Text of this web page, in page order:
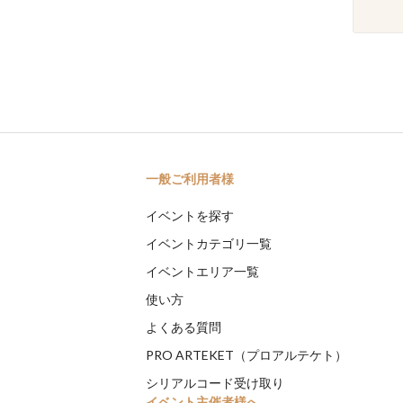
一般ご利用者様
イベントを探す
イベントカテゴリ一覧
イベントエリア一覧
使い方
よくある質問
PRO ARTEKET（プロアルテケト）
シリアルコード受け取り